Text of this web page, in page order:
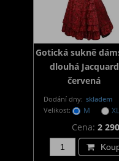
Gotická sukně
dlouhá Jacquard
červená
Dodání dny: skladem
Velikost:
M XL
Cena: 2